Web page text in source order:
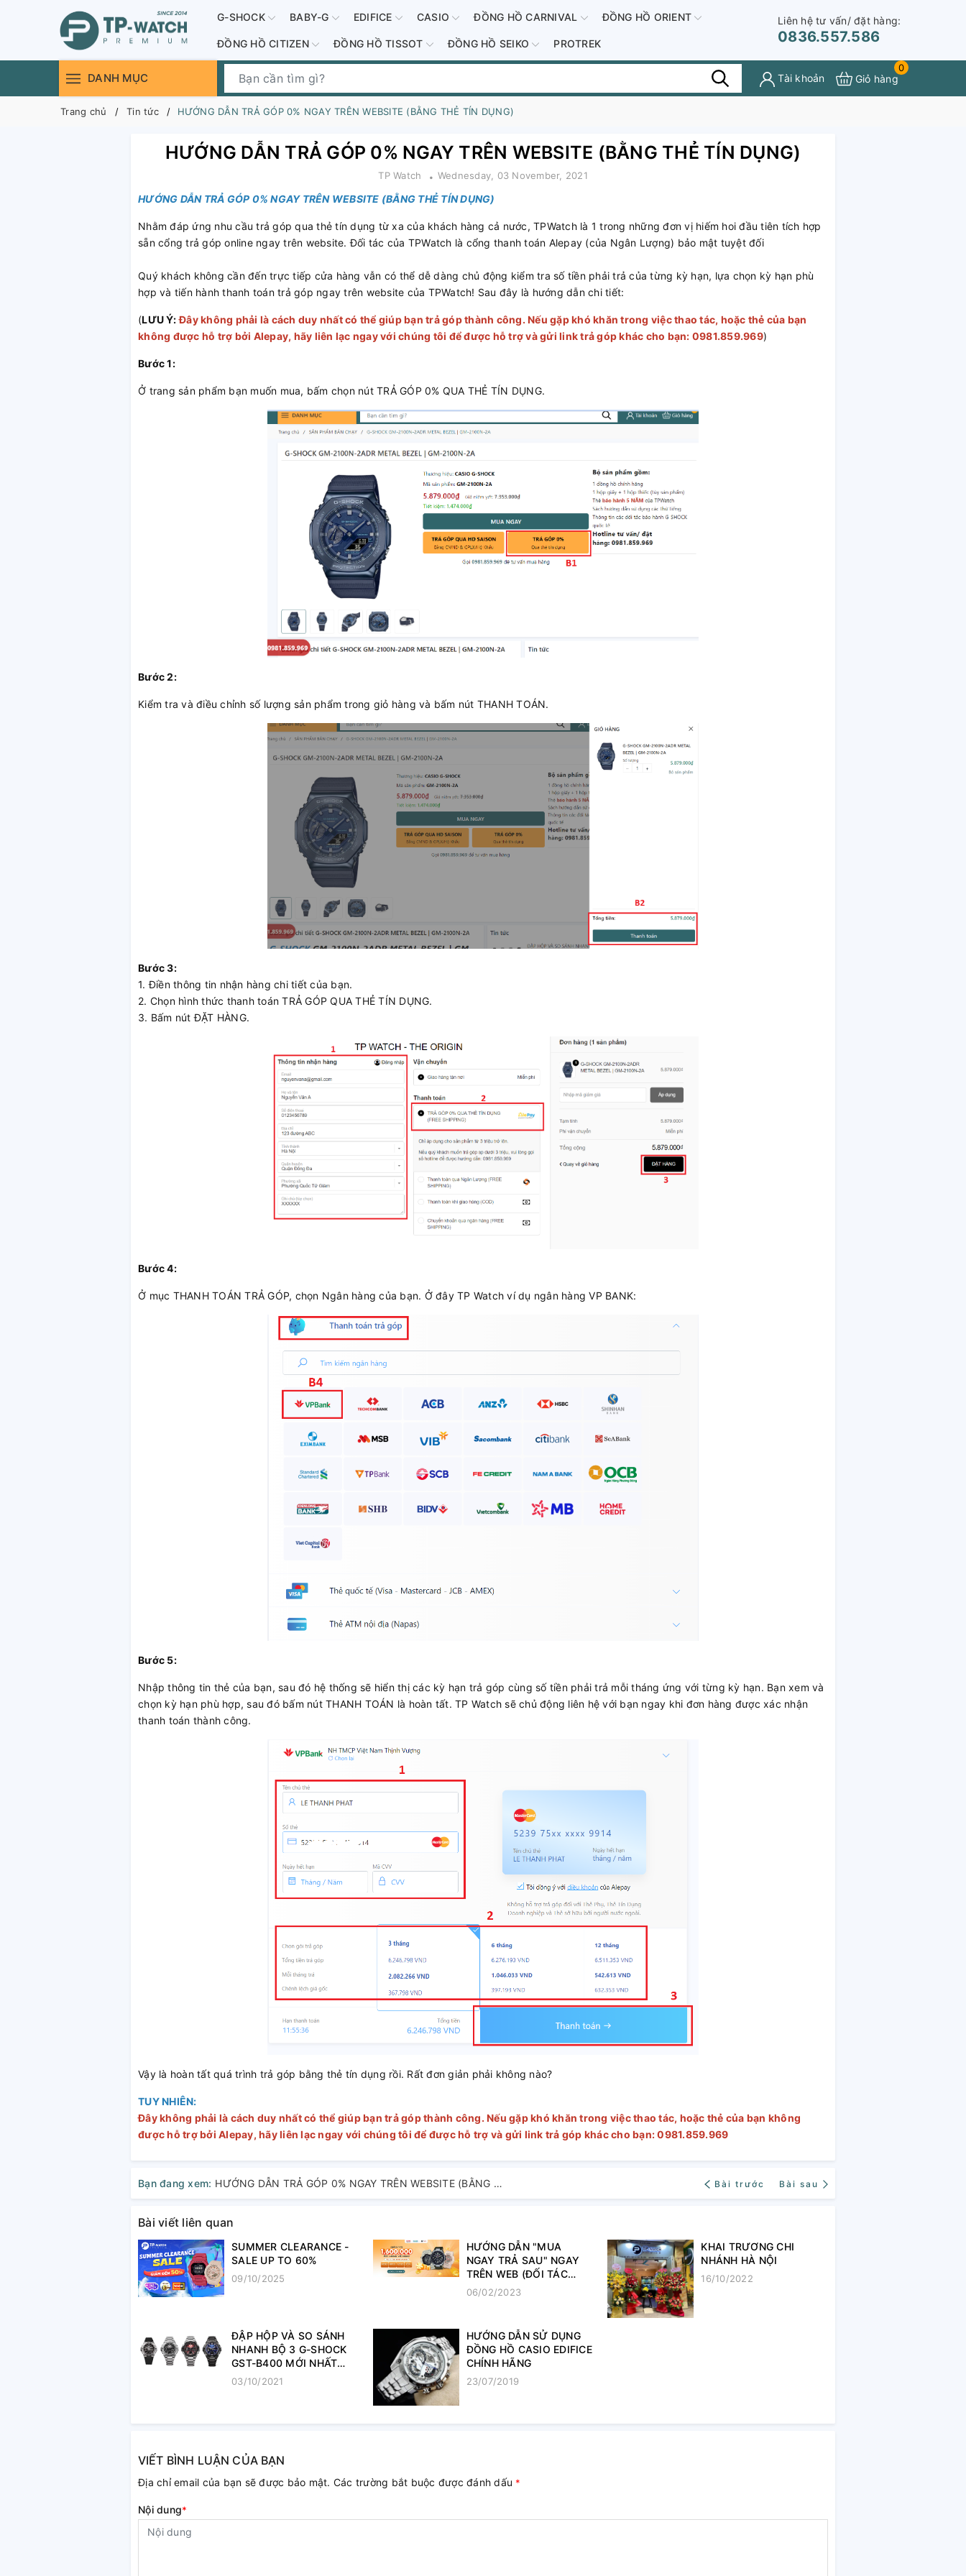
G-SHOCK BABY-G EDIFICE CASIO ĐỒNG HỒ CARNIVAL ĐỒNG HỒ ORIENT
ĐỒNG HỒ CITIZEN ĐỒNG HỒ TISSOT ĐỒNG HỒ SEIKO PROTREK
Liên hệ tư vấn/ đặt hàng:
0836.557.586
DANH MỤC Tài khoản
0
Giỏ hàng
Trang chủ Tin tức HƯỚNG DẪN TRẢ GÓP 0% NGAY TRÊN WEBSITE (BẰNG THẺ TÍN DỤNG)
HƯỚNG DẪN TRẢ GÓP 0% NGAY TRÊN WEBSITE (BẰNG THẺ TÍN DỤNG)
TP Watch Wednesday, 03 November, 2021
HƯỚNG DẪN TRẢ GÓP 0% NGAY TRÊN WEBSITE (BẰNG THẺ TÍN DỤNG)
Nhằm đáp ứng nhu cầu trả góp qua thẻ tín dụng từ xa của khách hàng cả nước, TPWatch là 1 trong những đơn vị hiếm hoi đầu tiên tích hợp
sẵn cổng trả góp online ngay trên website. Đối tác của TPWatch là cổng thanh toán Alepay (của Ngân Lượng) bảo mật tuyệt đối
Quý khách không cần đến trực tiếp cửa hàng vẫn có thể dễ dàng chủ động kiểm tra số tiền phải trả của từng kỳ hạn, lựa chọn kỳ hạn phù
hợp và tiến hành thanh toán trả góp ngay trên website của TPWatch! Sau đây là hướng dẫn chi tiết:
(LƯU Ý: Đây không phải là cách duy nhất có thể giúp bạn trả góp thành công. Nếu gặp khó khăn trong việc thao tác, hoặc thẻ của bạn
không được hỗ trợ bởi Alepay, hãy liên lạc ngay với chúng tôi để được hỗ trợ và gửi link trả góp khác cho bạn: 0981.859.969)
Bước 1:
Ở trang sản phẩm bạn muốn mua, bấm chọn nút TRẢ GÓP 0% QUA THẺ TÍN DỤNG.
Bước 2:
Kiểm tra và điều chỉnh số lượng sản phẩm trong giỏ hàng và bấm nút THANH TOÁN.
Bước 3:
1. Điền thông tin nhận hàng chi tiết của bạn.
2. Chọn hình thức thanh toán TRẢ GÓP QUA THẺ TÍN DỤNG.
3. Bấm nút ĐẶT HÀNG.
Bước 4:
Ở mục THANH TOÁN TRẢ GÓP, chọn Ngân hàng của bạn. Ở đây TP Watch ví dụ ngân hàng VP BANK:
Bước 5:
Nhập thông tin thẻ của bạn, sau đó hệ thống sẽ hiển thị các kỳ hạn trả góp cùng số tiền phải trả mỗi tháng ứng với từng kỳ hạn. Bạn xem và
chọn kỳ hạn phù hợp, sau đó bấm nút THANH TOÁN là hoàn tất. TP Watch sẽ chủ động liên hệ với bạn ngay khi đơn hàng được xác nhận
thanh toán thành công.
Vậy là hoàn tất quá trình trả góp bằng thẻ tín dụng rồi. Rất đơn giản phải không nào?
TUY NHIÊN:
Đây không phải là cách duy nhất có thể giúp bạn trả góp thành công. Nếu gặp khó khăn trong việc thao tác, hoặc thẻ của bạn không
được hỗ trợ bởi Alepay, hãy liên lạc ngay với chúng tôi để được hỗ trợ và gửi link trả góp khác cho bạn: 0981.859.969
Bạn đang xem: HƯỚNG DẪN TRẢ GÓP 0% NGAY TRÊN WEBSITE (BẰNG THẺ TÍN DỤNG) Bài trước Bài sau
Bài viết liên quan
SUMMER CLEARANCE -
SALE UP TO 60%
09/10/2025
HƯỚNG DẪN "MUA
NGAY TRẢ SAU" NGAY
TRÊN WEB (ĐỐI TÁC
HOME PAYLATER)
06/02/2023
KHAI TRƯƠNG CHI
NHÁNH HÀ NỘI
16/10/2022
ĐẬP HỘP VÀ SO SÁNH
NHANH BỘ 3 G-SHOCK
GST-B400 MỚI NHẤT
2021
03/10/2021
HƯỚNG DẪN SỬ DỤNG
ĐỒNG HỒ CASIO EDIFICE
CHÍNH HÃNG
23/07/2019
VIẾT BÌNH LUẬN CỦA BẠN
Địa chỉ email của bạn sẽ được bảo mật. Các trường bắt buộc được đánh dấu *
Nội dung*